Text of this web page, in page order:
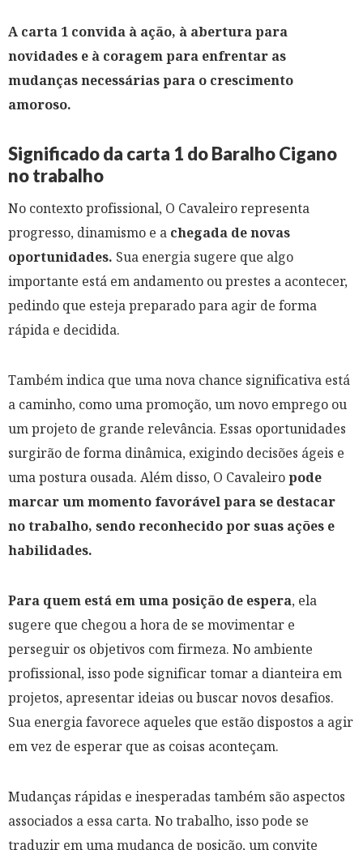
A carta 1 convida à ação, à abertura para
novidades e à coragem para enfrentar as
mudanças necessárias para o crescimento
amoroso.
Significado da carta 1 do Baralho Cigano
no trabalho
No contexto profissional, O Cavaleiro representa
progresso, dinamismo e a chegada de novas
oportunidades. Sua energia sugere que algo
importante está em andamento ou prestes a acontecer,
pedindo que esteja preparado para agir de forma
rápida e decidida.
Também indica que uma nova chance significativa está
a caminho, como uma promoção, um novo emprego ou
um projeto de grande relevância. Essas oportunidades
surgirão de forma dinâmica, exigindo decisões ágeis e
uma postura ousada. Além disso, O Cavaleiropode
marcar um momento favorável para se destacar
no trabalho, sendo reconhecido por suas ações e
habilidades.
Para quem está em uma posição de espera, ela
sugere que chegou a hora de se movimentar e
perseguir os objetivos com firmeza. No ambiente
profissional, isso pode significar tomar a dianteira em
projetos, apresentar ideias ou buscar novos desafios.
Sua energia favorece aqueles que estão dispostos a agir
em vez de esperar que as coisas aconteçam.
Mudanças rápidas e inesperadas também são aspectos
associados a essa carta. No trabalho, isso pode se
traduzir em uma mudança de posição, um convite